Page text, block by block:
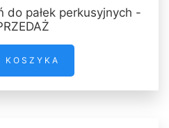
do pałek perkusyjnych -
KOSZYKA